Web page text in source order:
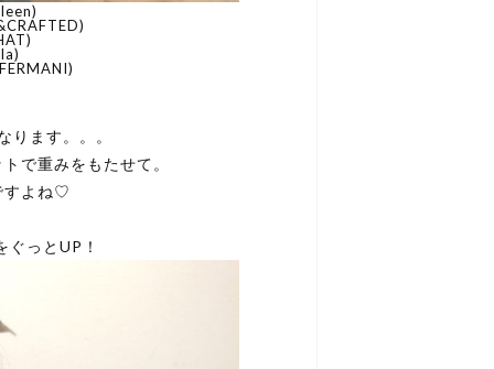
ります。。。
で重みをもたせて。
すよね♡
っとUP！